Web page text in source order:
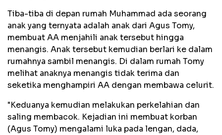
Tiba-tiba di depan rumah Muhammad ada seorang
anak yang ternyata adalah anak dari Agus Tomy,
membuat AA menjahili anak tersebut hingga
menangis. Anak tersebut kemudian berlari ke dalam
rumahnya sambil menangis. Di dalam rumah Tomy
melihat anaknya menangis tidak terima dan
seketika menghampiri AA dengan membawa celurit.
"Keduanya kemudian melakukan perkelahian dan
saling membacok. Kejadian ini membuat korban
(Agus Tomy) mengalami luka pada lengan, dada,